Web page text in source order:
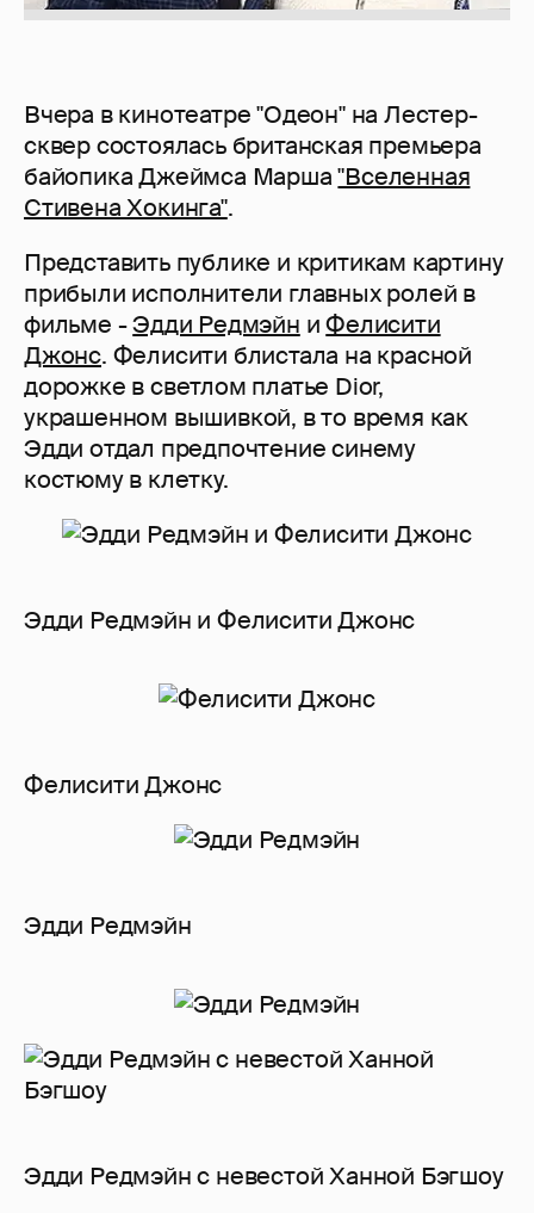
Вчера в кинотеатре "Одеон" на Лестер-
сквер состоялась британская премьера
байопика Джеймса Марша"Вселенная
Стивена Хокинга".
Представить публике и критикам картину
прибыли исполнители главных ролей в
фильме -Эдди Редмэйн иФелисити
Джонс. Фелисити блистала на красной
дорожке в светлом платье Dior,
украшенном вышивкой, в то время как
Эдди отдал предпочтение синему
костюму в клетку.
Эдди Редмэйн и Фелисити Джонс
Фелисити Джонс
Эдди Редмэйн
Эдди Редмэйн с невестой Ханной Бэгшоу